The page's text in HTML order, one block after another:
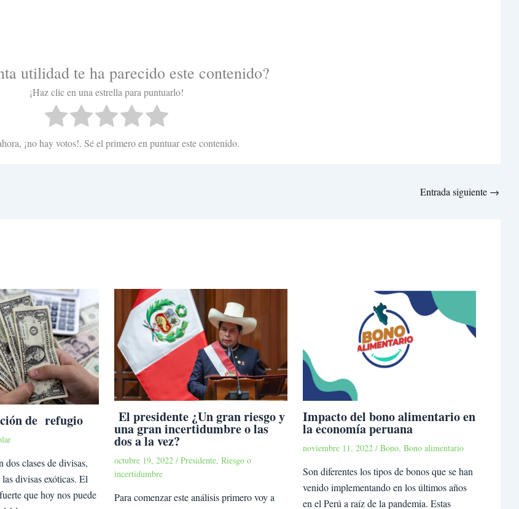
utilidad te ha parecido este contenido?
¡Haz clic en una estrella para puntuarlo!
¡no hay votos!. Sé el primero en puntuar este contenido.
Entrada siguiente →
de refugio
dos clases de divisas,
divisas exóticas. El
que hoy nos puede
El presidente ¿Un gran riesgo y
una gran incertidumbre o las
dos a la vez?
octubre 19, 2022 / Presidente, Riesgo o
incertidumbre
Para comenzar este análisis primero voy a
Impacto del bono alimentario en
la economía peruana
noviembre 11, 2022 / Bono, Bono alimentario
Son diferentes los tipos de bonos que se han
venido implementando en los últimos años
en el Perú a raíz de la pandemia. Estas